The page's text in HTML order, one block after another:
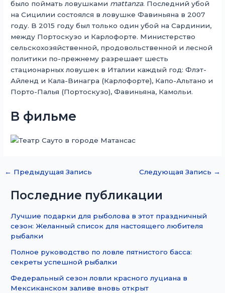
было поймать ловушками mattanza. Последний убой
на Сицилии состоялся в ловушке Фавиньяна в 2007
году. В 2015 году был только один убой на Сардинии,
между Портоскузо и Карлофорте. Министерство
сельскохозяйственной, продовольственной и лесной
политики по-прежнему разрешает шесть
стационарных ловушек в Италии каждый год: Флэт-
Айленд и Кала-Винагра (Карлофорте), Капо-Альтано и
Порто-Палья (Портоскузо), Фавиньяна, Камольи.
В фильме
← Предыдущая Запись Следующая Запись →
Последние публикации
Лучшие подарки для рыболова в этот праздничный
сезон: Желанный список для настоящего любителя
рыбалки
Полное руководство по ловле пятнистого басса:
секреты успешной рыбалки
Федеральный сезон ловли красного луциана в
Мексиканском заливе вновь открыт